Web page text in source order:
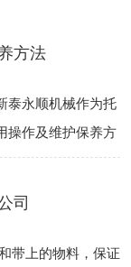
方法
泰永顺机械作为托
操作及维护保养方
注我公司网站，或
司
带上的物料，保证